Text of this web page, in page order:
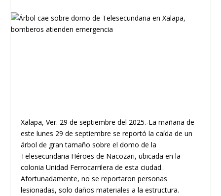
Xalapa, Ver. 29 de septiembre del 2025.-La mañana de
este lunes 29 de septiembre se reportó la caída de un
árbol de gran tamaño sobre el domo de la
Telesecundaria Héroes de Nacozari, ubicada en la
colonia Unidad Ferrocarrilera de esta ciudad.
Afortunadamente, no se reportaron personas
lesionadas, solo daños materiales a la estructura.